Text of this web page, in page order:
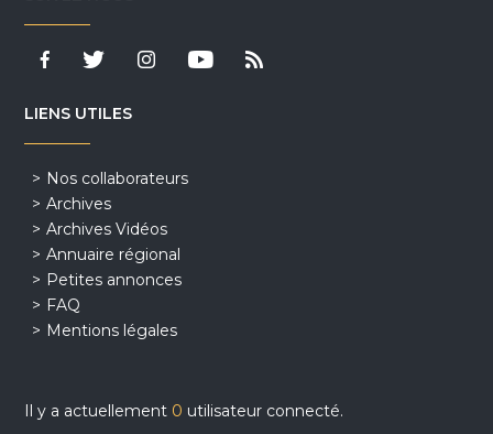
LIENS UTILES
Nos collaborateurs
Archives
Archives Vidéos
Annuaire régional
Petites annonces
FAQ
Mentions légales
Il y a actuellement 0 utilisateur connecté.